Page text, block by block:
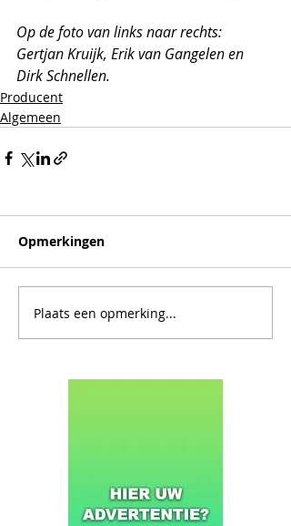
Op de foto van links naar rechts:
Gertjan Kruijk, Erik van Gangelen en
Dirk Schnellen.
Producent
Algemeen
Opmerkingen
Plaats een opmerking...